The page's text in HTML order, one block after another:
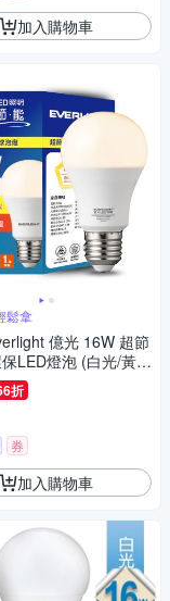
加入購物車
鬆拿
億光 16W 超節
LED燈泡 (白光/黃
)折
券
加入購物車